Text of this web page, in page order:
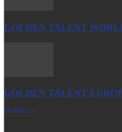
GOLDEN TALENT
GOLDEN TALENT
| Більше →